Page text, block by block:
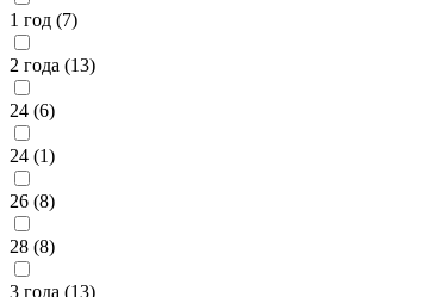
1 год (7)
2 года (13)
24 (6)
24 (1)
26 (8)
28 (8)
3 года (13)